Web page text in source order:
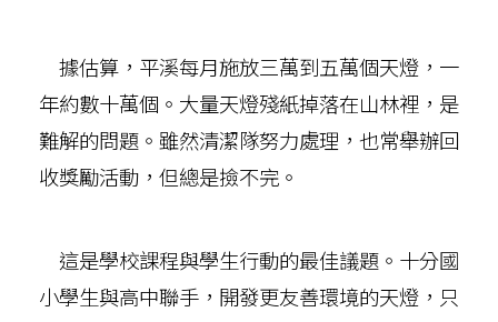
據估算，平溪每月施放三萬到五萬個天燈，一
年約數十萬個。大量天燈殘紙掉落在山林裡，是
難解的問題。雖然清潔隊努力處理，也常舉辦回
收獎勵活動，但總是撿不完。
這是學校課程與學生行動的最佳議題。十分國
小學生與高中聯手，開發更友善環境的天燈，只